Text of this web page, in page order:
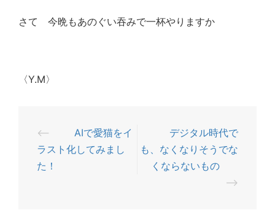
さて 今晩もあのぐい吞みで一杯やりますか
〈Y.M〉
投
稿
ナ
⟵
AIで愛猫をイ
ラスト化してみまし
た！
デジタル時代で
も、なくなりそうでな
くならないもの
⟶